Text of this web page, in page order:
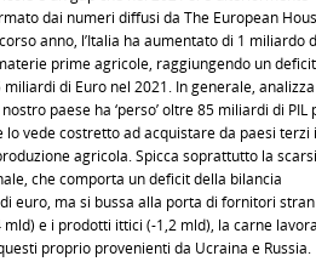
dai numeri diffusi da The European
anno, l’Italia ha aumentato di 1 miliardo
prime agricole, raggiungendo un deficit
di Euro nel 2021. In generale,
paese ha ‘perso’ oltre 85 miliardi di PIL
lo vede costretto ad acquistare da paesi terzi i
agricola. Spicca soprattutto la
che comporta un deficit della bilancia
euro, ma si bussa alla porta di fornitori
e i prodotti ittici (-1,2 mld), la carne
proprio provenienti da Ucraina e Russia.